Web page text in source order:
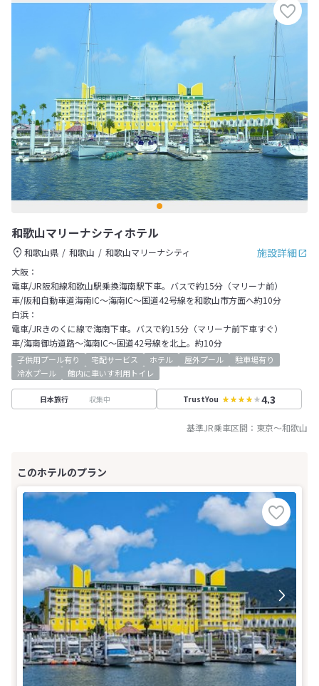
和歌山マリーナシティホテル
施設詳細
和歌山県 和歌山
和歌山マリーナシティ
大阪：
電車/JR阪和線和歌山駅乗換海南駅下車。バスで約15分（マリーナ前）
車/阪和自動車道海南IC～海南IC～国道42号線を和歌山市方面へ約10分
白浜：
電車/JRきのくに線で海南下車。バスで約15分（マリーナ前下車すぐ）
車/海南御坊道路～海南IC～国道42号線を北上。約10分
子供用プール有り 宅配サービス ホテル 屋外プール
駐車場有り
冷水プール
館内に車いす利用トイレ
日本旅行 収集中 TrustYou 4.3
基準JR乗車区間： 東京～和歌山